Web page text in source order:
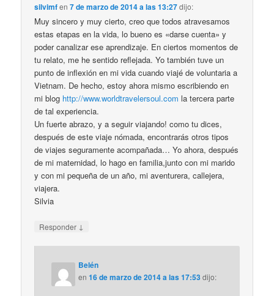
silvimfen7 de marzo de 2014 a las 13:27dijo:
Muy sincero y muy cierto, creo que todos atravesamos
estas etapas en la vida, lo bueno es «darse cuenta» y
poder canalizar ese aprendizaje. En ciertos momentos de
tu relato, me he sentido reflejada. Yo también tuve un
punto de inflexión en mi vida cuando viajé de voluntaria a
Vietnam. De hecho, estoy ahora mismo escribiendo en
mi blog http://www.worldtravelersoul.com la tercera parte
de tal experiencia.
Un fuerte abrazo, y a seguir viajando! como tu dices,
después de este viaje nómada, encontrarás otros tipos
de viajes seguramente acompañada… Yo ahora, después
de mi maternidad, lo hago en familia,junto con mi marido
y con mi pequeña de un año, mi aventurera, callejera,
viajera.
Silvia
Responder ↓
Belén
en16 de marzo de 2014 a las 17:53dijo: